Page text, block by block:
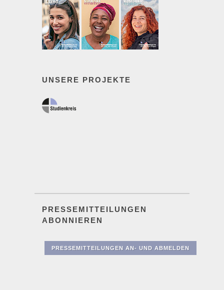
UNSERE PROJEKTE
PRESSEMITTEILUNGEN
ABONNIEREN
PRESSEMITTEILUNGEN AN- UND ABMELDEN